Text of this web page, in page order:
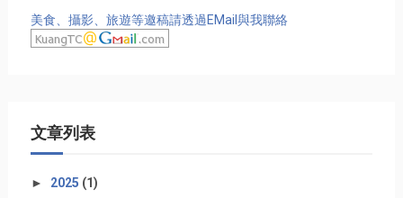
美食、攝影、旅遊等邀稿請透過EMail與我聯絡
文章列表
► 2025 (1)